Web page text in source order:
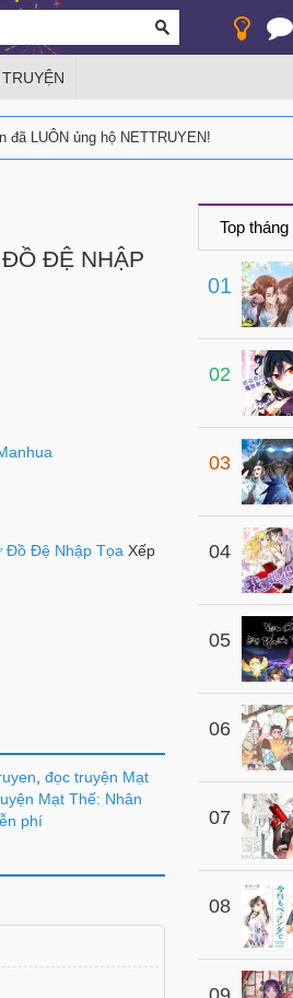
LUÔN ủng hộ NETTRUYEN!
ĐỆ NHẬP
Đồ Đệ Nhập Tọa Xếp
đọc truyện Mạt
Mạt Thế: Nhân
phí
Top tháng
01
02
03
04
05
06
07
08